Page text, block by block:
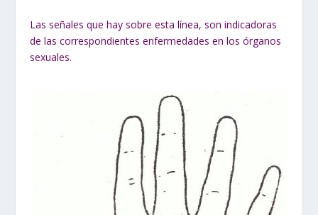
Las señales que hay sobre esta línea, son indicadoras
de las correspondientes enfermedades en los órganos
sexuales.